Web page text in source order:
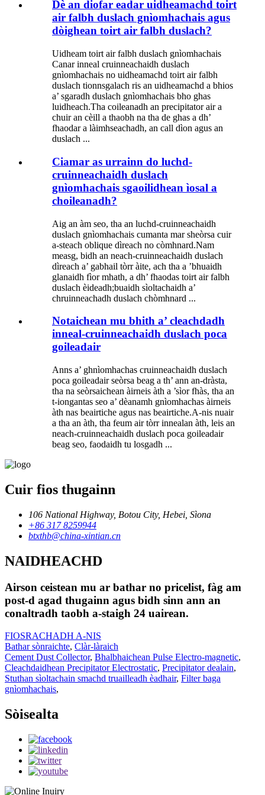
Dè an diofar eadar uidheamachd toirt
air falbh duslach gnìomhachais agus
dòighean toirt air falbh duslach?
Uidheam toirt air falbh duslach gnìomhachais
Canar inneal cruinneachaidh duslach
gnìomhachais no uidheamachd toirt air falbh
duslach tionnsgalach ris an uidheamachd a bhios
a’ sgaradh duslach gnìomhachais bho ghas
luidheach.Tha coileanadh an precipitator air a
chuir an cèill a thaobh na tha de ghas a dh’
fhaodar a làimhseachadh, an call dìon agus an
duslach ...
Ciamar as urrainn do luchd-
cruinneachaidh duslach
gnìomhachais sgaoilidhean ìosal a
choileanadh?
Aig an àm seo, tha an luchd-cruinneachaidh
duslach gnìomhachais cumanta mar sheòrsa cuir
a-steach oblique dìreach no còmhnard.Nam
measg, bidh an neach-cruinneachaidh duslach
dìreach a’ gabhail tòrr àite, ach tha a ’bhuaidh
glanaidh fìor mhath, a dh’ fhaodas toirt air falbh
duslach èideadh;buaidh sìoltachaidh a’
chruinneachadh duslach chòmhnard ...
Notaichean mu bhith a’ cleachdadh
inneal-cruinneachaidh duslach poca
goileadair
Anns a’ ghnìomhachas cruinneachaidh duslach
poca goileadair seòrsa beag a th’ ann an-dràsta,
tha na seòrsaichean àirneis àth a ’sìor fhàs, tha an
t-iongantas seo a’ dèanamh gnìomhachas àirneis
àth nas beairtiche agus nas beairtiche.A-nis nuair
a tha an àth, tha feum air tòrr innealan àth, leis an
neach-cruinneachaidh duslach poca goileadair
beag seo, faodaidh tu losgadh ...
Cuir fios thugainn
106 National Highway, Botou City, Hebei, Sìona
+86 317 8259944
btxthb@china-xintian.cn
NAIDHEACHD
Airson ceistean mu ar bathar no pricelist, fàg am
post-d agad thugainn agus bidh sinn ann an
conaltradh taobh a-staigh 24 uairean.
FIOSRACHADH A-NIS
Bathar sònraichte, Clàr-làraich
Cement Dust Collector, Bhalbhaichean Pulse Electro-magnetic,
Cleachdaidhean Precipitator Electrostatic, Precipitator dealain,
Stuthan sìoltachain smachd truailleadh èadhair, Filter baga
gnìomhachais,
Sòisealta